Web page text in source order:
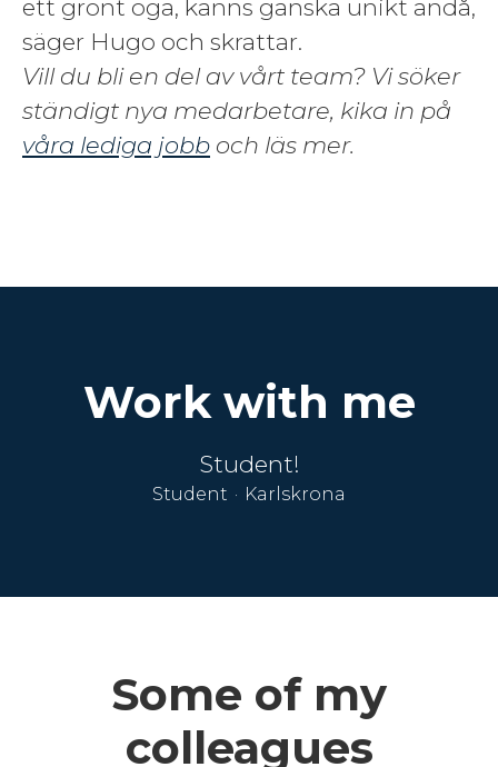
ett grönt öga, känns ganska unikt ändå,
säger Hugo och skrattar.
Vill du bli en del av vårt team? Vi söker
ständigt nya medarbetare, kika in på
våra lediga jobb och läs mer.
Work with me
Student!
Student · Karlskrona
Some of my
colleagues